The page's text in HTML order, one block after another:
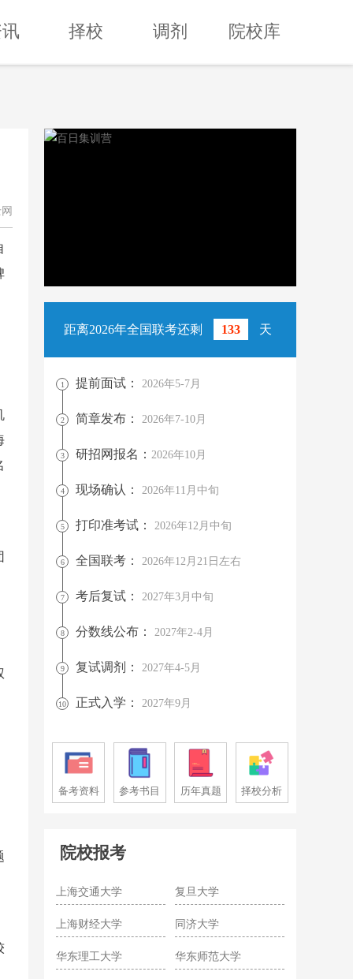
择校 调剂 院校库
距离2026年全国联考还剩 133 天
1 提前面试： 2026年5-7月
2 简章发布： 2026年7-10月
3 研招网报名： 2026年10月
4 现场确认： 2026年11月中旬
5 打印准考试： 2026年12月中旬
6 全国联考： 2026年12月21日左右
7 考后复试： 2027年3月中旬
8 分数线公布： 2027年2-4月
9 复试调剂： 2027年4-5月
10 正式入学： 2027年9月
备考资料 参考书目 历年真题 择校分析
院校报考
上海交通大学 复旦大学
上海财经大学 同济大学
华东理工大学 华东师范大学